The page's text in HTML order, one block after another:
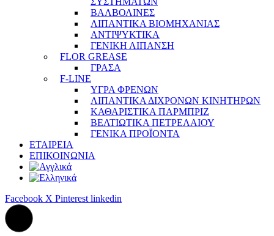
ΒΑΛΒΟΛΙΝΕΣ
ΛΙΠΑΝΤΙΚΑ ΒΙΟΜΗΧΑΝΙΑΣ
ΑΝΤΙΨΥΚΤΙΚΑ
ΓΕΝΙΚΗ ΛΙΠΑΝΣΗ
FLOR GREASE
ΓΡΑΣΑ
F-LINE
ΥΓΡΑ ΦΡΕΝΩΝ
ΛΙΠΑΝΤΙΚΑ ΔΙΧΡΟΝΩΝ ΚΙΝΗΤΗΡΩΝ
ΚΑΘΑΡΙΣΤΙΚΑ ΠΑΡΜΠΡΙΖ
ΒΕΛΤΙΩΤΙΚΑ ΠΕΤΡΕΛΑΙΟΥ
ΓΕΝΙΚΑ ΠΡΟΪΟΝΤΑ
ΕΤΑΙΡΕΙΑ
ΕΠΙΚΟΙΝΩΝΙΑ
Facebook X Pinterest linkedin